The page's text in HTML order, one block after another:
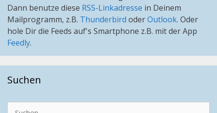
Dann benutze diese RSS-Linkadresse in Deinem
Mailprogramm, z.B. Thunderbird oderOutlook. Oder
hole Dir die Feeds auf's Smartphone z.B. mit der App
Feedly.
Suchen